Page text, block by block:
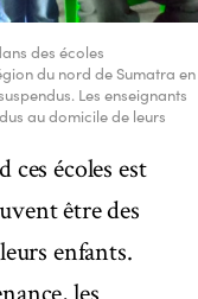
des écoles
du nord de Sumatra en
Les enseignants
au domicile de leurs
écoles est
être des
enfants.